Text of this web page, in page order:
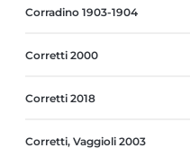
Corradino 1903-1904
Corretti 2000
Corretti 2018
Corretti, Vaggioli 2003